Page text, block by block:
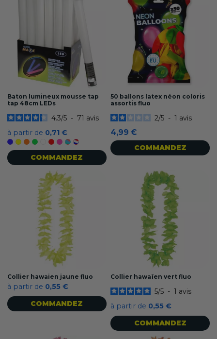
Baton lumineux mousse tap
tap 48cm LEDs
4.3/5 - 71 avis
à partir de 0,71 €
BleuJauneOrange
Vert Blanc
Rouge
RoseMulti-colore
Tricolore France
COMMANDEZ
50 ballons latex néon coloris
assortis fluo
2/5 - 1 avis
4,99 €
COMMANDEZ
Collier hawaien jaune fluo
à partir de 0,55 €
COMMANDEZ
Collier hawaïen vert fluo
5/5 - 1 avis
à partir de 0,55 €
COMMANDEZ